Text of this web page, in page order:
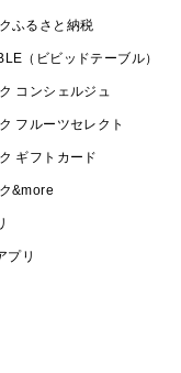
ふるさと納税
（ビビッドテーブル）
コンシェルジュ
フルーツセレクト
ギフトカード
&more
プリ